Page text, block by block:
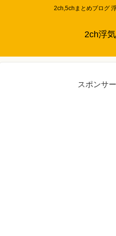
2ch,5chまとめブログ
2ch浮
スポンサ